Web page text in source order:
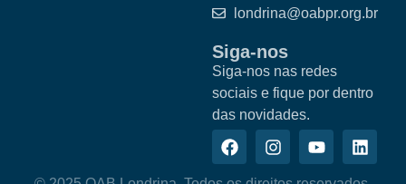
londrina@oabpr.org.br
Siga-nos
Siga-nos nas redes
sociais e fique por dentro
das novidades.